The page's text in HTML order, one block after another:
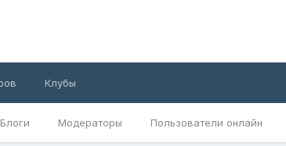
Блоги Модераторы Пользователи онлайн
Клубы